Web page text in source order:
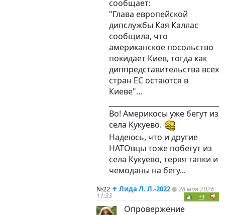
сообщает:
"Глава европейской
дипслужбы Кая Каллас
сообщила, что
американское посольство
покидает Киев, тогда как
диппредставительства всех
стран ЕС остаются в
Киеве"...
Во! Америкосы уже бегут из
села Кукуево.
Надеюсь, что и другие
НАТОвцы тоже побегут из
села Кукуево, теряя тапки и
чемоданы на бегу...
№22 ↑ Лида Л. Л.-2022 28 мая 2026
11:33 +3
Опровержение